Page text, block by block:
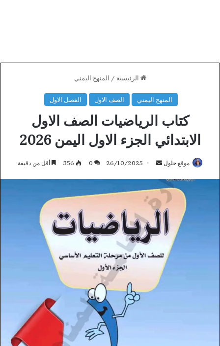
الرئيسية / المنهج اليمني
المنهج اليمني الصف الاول الفصل الاول
كتاب الرياضيات الصف الاول
الابتدائي الجزء الاول اليمن 2026
موقع حلول
أرسل 26/10/2025
0
356 أقل من دقيقة